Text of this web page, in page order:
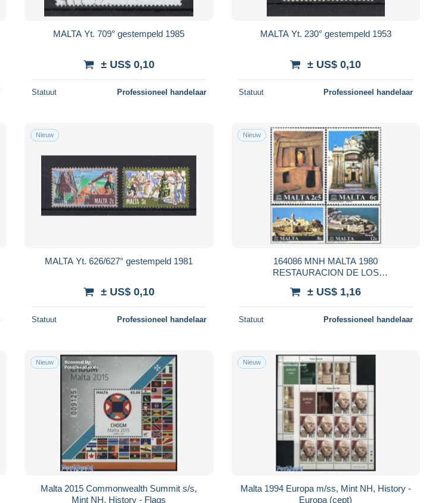
MALTA Yt. 709° gestempeld 1985
± US$ 0,10
Statuut Professioneel handelaar
MALTA Yt. 230° gestempeld 1953
± US$ 0,10
Statuut Professioneel handelaar
Nieuw
MALTA Yt. 626/627° gestempeld 1981
± US$ 0,10
Statuut Professioneel handelaar
Nieuw
164086 MNH MALTA 1980
RESTAURACION DE LOS
U.N.E.S.C.O
± US$ 1,16
Statuut Professioneel handelaar
Nieuw
Malta 2015 Commonwealth Summit s/s,
Mint NH, History - Flags
Nieuw
Malta 1994 Europa m/ss, Mint NH, History -
Europa (cept)